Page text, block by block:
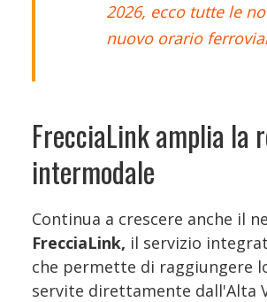
2026, ecco tutte le
nuovo orario
FrecciaLink amplia la
intermodale
Continua a crescere anche il
FrecciaLink, il servizio
che permette di raggiungere
servite direttamente dall'Alta